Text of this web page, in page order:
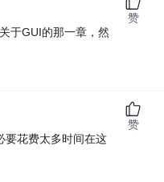
于GUI的那一章，然
赞
要花费太多时间在这
赞